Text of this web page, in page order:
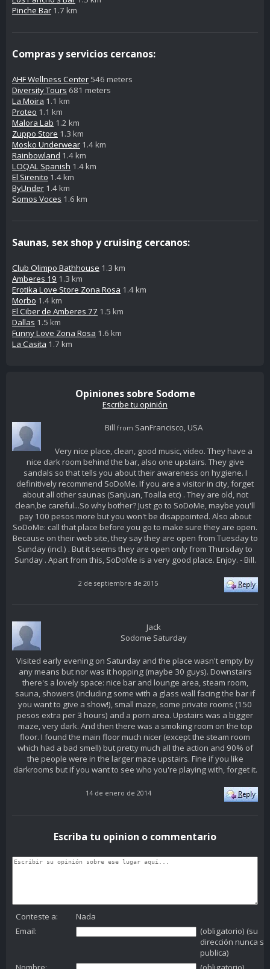
Pinche Bar 1.7 km
Compras y servicios cercanos:
AHF Wellness Center 546 meters
Diversity Tours 681 meters
La Moira 1.1 km
Proteo 1.1 km
Malora Lab 1.2 km
Zuppo Store 1.3 km
Mosko Underwear 1.4 km
Rainbowland 1.4 km
LOQAL Spanish 1.4 km
El Sirenito 1.4 km
ByUnder 1.4 km
Somos Voces 1.6 km
Saunas, sex shop y cruising cercanos:
Club Olimpo Bathhouse 1.3 km
Amberes 19 1.3 km
Erotika Love Store Zona Rosa 1.4 km
Morbo 1.4 km
El Ciber de Amberes 77 1.5 km
Dallas 1.5 km
Funny Love Zona Rosa 1.6 km
La Casita 1.7 km
Opiniones sobre Sodome
Escribe tu opinión
Bill from SanFrancisco, USA
Very nice place, clean, good music, video. They have a
nice dark room behind the bar, also one upstairs. They give
sandals so that tells you about their awareness on hygiene. I
definitively recommend SoDoMe. If you are a visitor in city, forget
about all other saunas (SanJuan, Toalla etc) . They are old, not
clean,be careful...So why bother? Just go to SoDoMe, maybe you'll
pay 100 pesos more but you won't be disappointed. Also about
SoDoMe: call that place before you go to make sure they are open.
Because on their web site, they say they are open from Tuesday to
Sunday (incl.) . But it seems they are open only from Thursday to
Sunday . Apart from this, SoDoMe is a very good place. Enjoy. - Bill.
2 de septiembre de 2015
Jack
Sodome Saturday
Visited early evening on Saturday and the place wasn't empty by
any means but nor was it hopping (maybe 30 guys). Downstairs
there's a lovely space: nice bar and lounge area, steam room,
sauna, showers (including some with a glass wall facing the bar if
you want to give a show!), small maze, some private rooms (150
pesos extra per 3 hours) and a porn area. Upstairs was a bigger
maze, very dark. And then there was a smoking room on the top
floor. I found the main floor much nicer (except the steam room
which had a bad smell) but pretty much all the action and 90% of
the people were in the larger maze upstairs. Fine if you like
darkrooms but if you want to see who you're playing with, forget it.
14 de enero de 2014
Escriba tu opinion o commentario
Conteste a:
Nada
Email:
(obligatorio) (su
dirección nunca se
publica)